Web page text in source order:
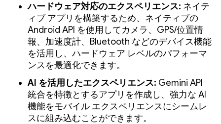
ハードウェア対応のエクスペリエンス: ネイテ
ィブ アプリを構築するため、ネイティブの
Android API を使用してカメラ、GPS/位置情
報、加速度計、Bluetooth などのデバイス機能
を活用し、ハードウェア レベルのパフォーマ
ンスを最適化できます。
AI を活用したエクスペリエンス: Gemini API
統合を特徴とするアプリを作成し、強力な AI
機能をモバイル エクスペリエンスにシームレ
スに組み込むことができます。